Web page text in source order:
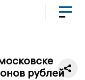
рублей